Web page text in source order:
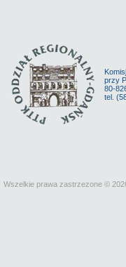
przy
80-
tel.
Wszelkie prawa zastrzezone ©